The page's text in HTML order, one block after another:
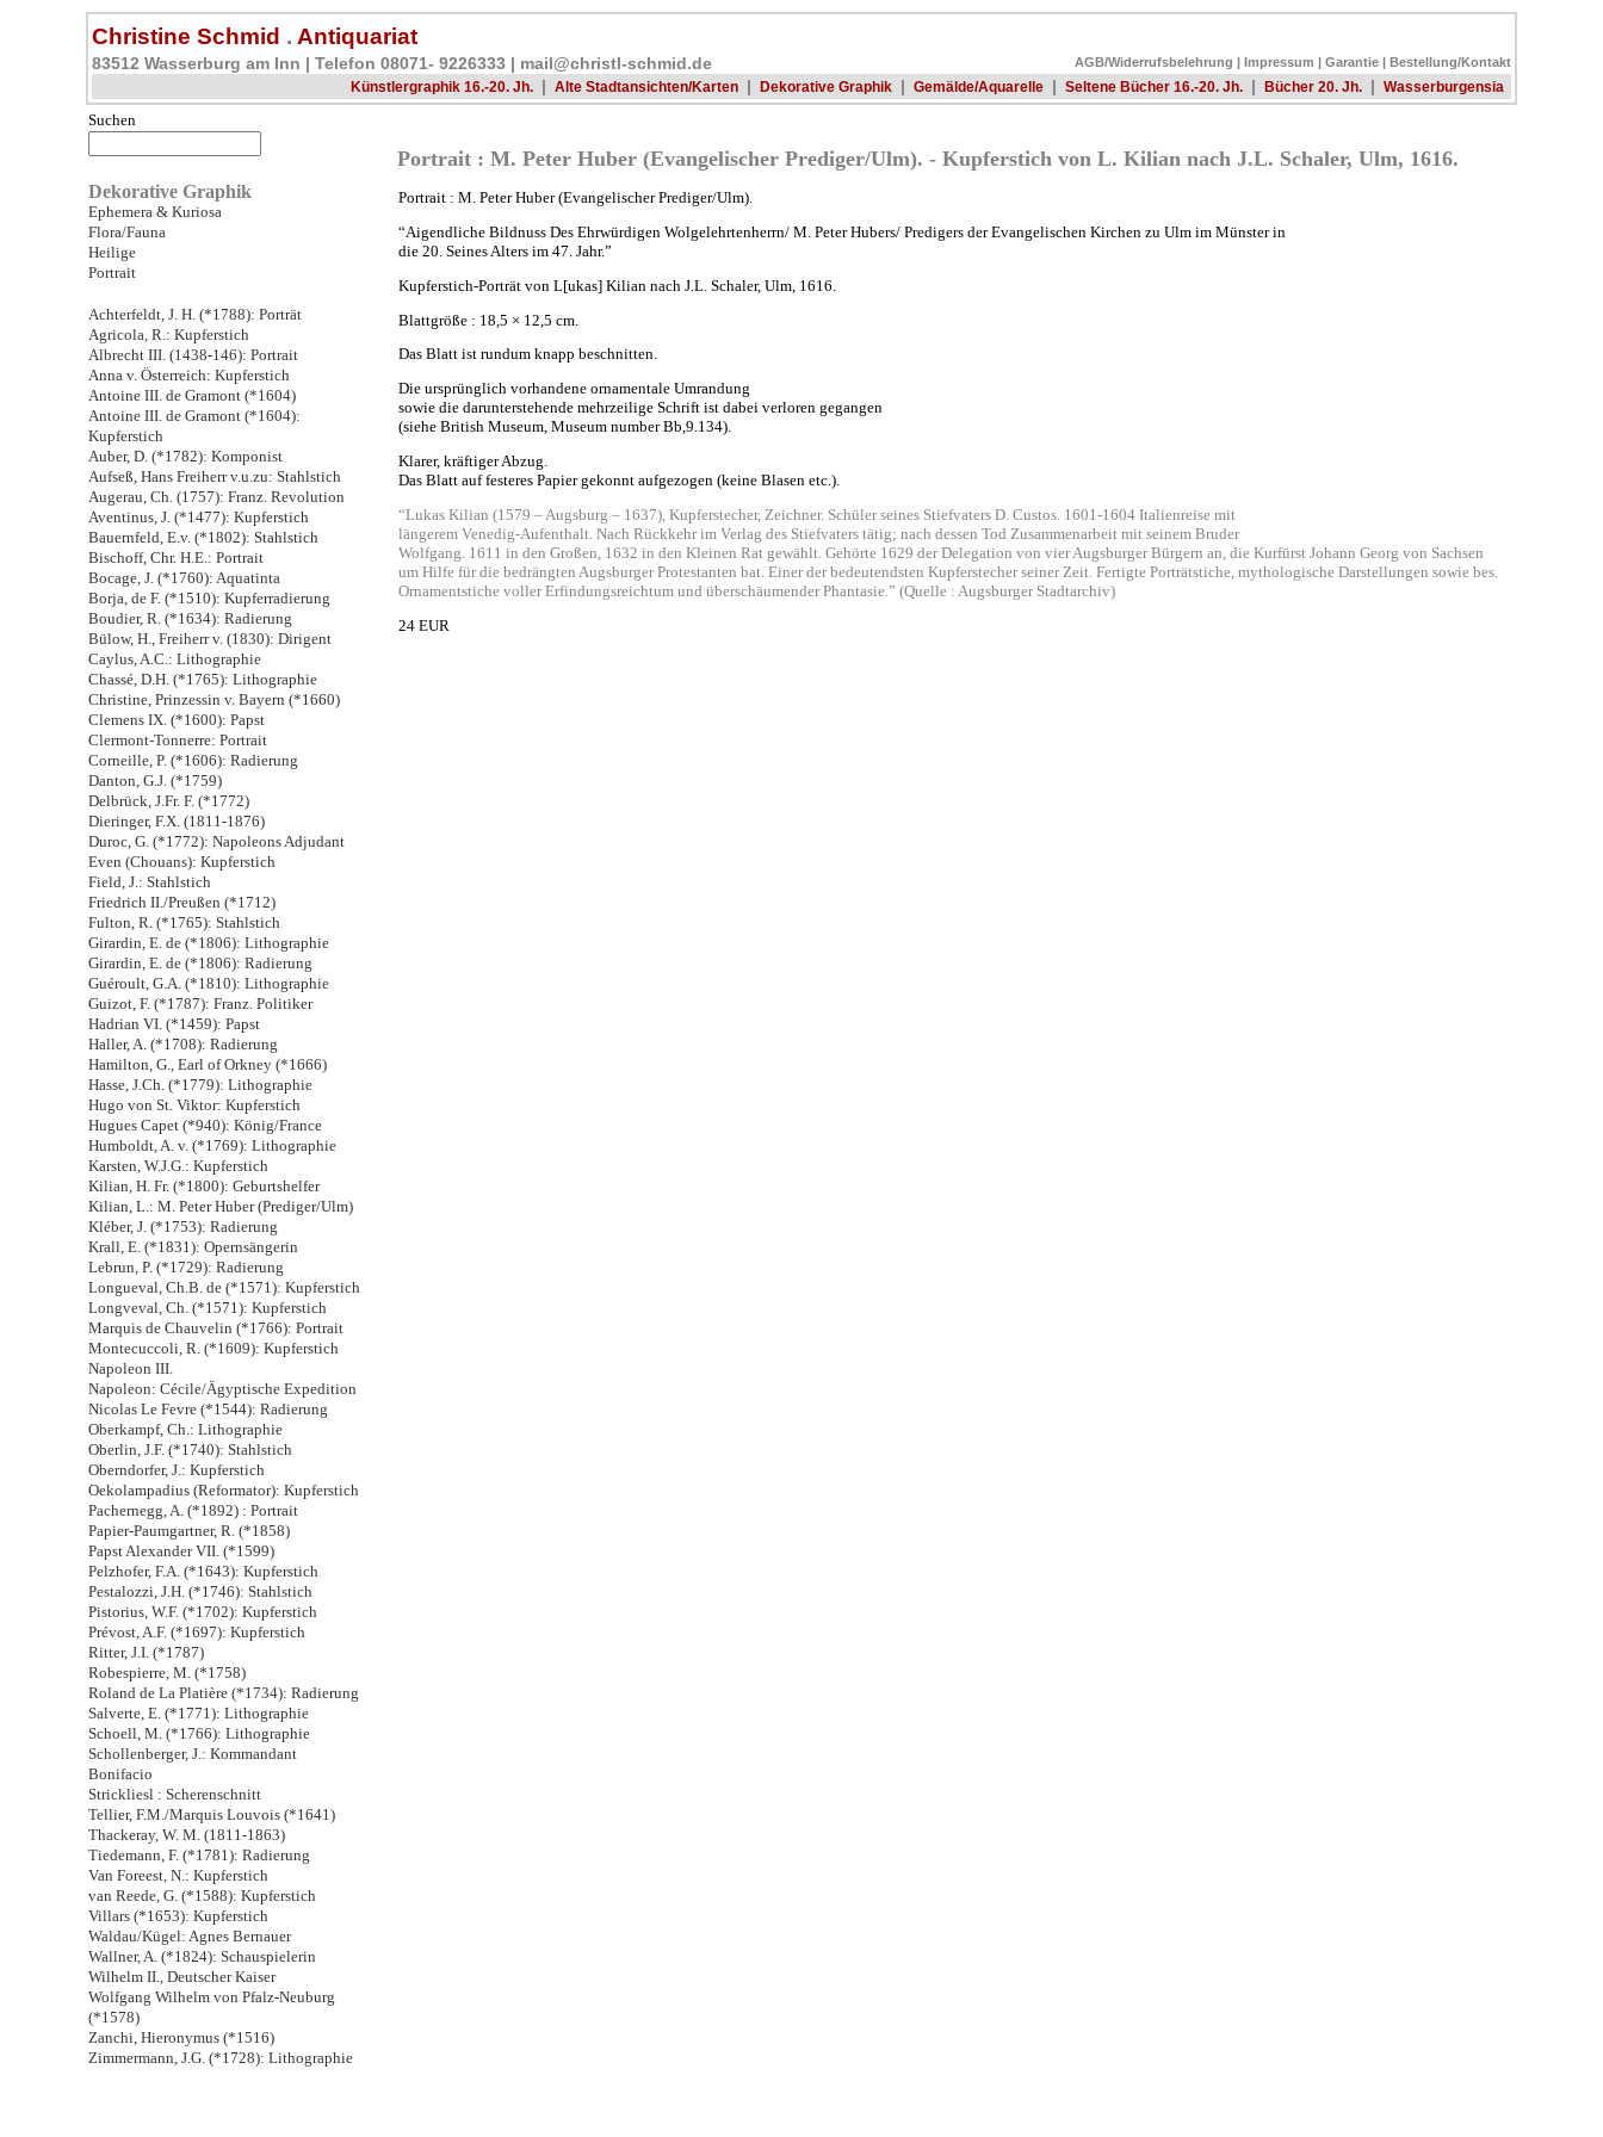
Christine Schmid . Antiquariat
83512 Wasserburg am Inn | Telefon 08071- 9226333 | mail@christl-schmid.de AGB/Widerrufsbelehrung | Impressum | Garantie | Bestellung/Kontakt
Künstlergraphik 16.-20. Jh.
| Alte Stadtansichten/Karten | Dekorative Graphik | Gemälde/Aquarelle | Seltene Bücher 16.-20. Jh. | Bücher 20. Jh. | Wasserburgensia
Suchen
Dekorative Graphik
Ephemera & Kuriosa
Flora/Fauna
Heilige
Portrait
Achterfeldt, J. H. (*1788): Porträt
Agricola, R.: Kupferstich
Albrecht III. (1438-146): Portrait
Anna v. Österreich: Kupferstich
Antoine III. de Gramont (*1604)
Antoine III. de Gramont (*1604):
Kupferstich
Auber, D. (*1782): Komponist
Aufseß, Hans Freiherr v.u.zu: Stahlstich
Augerau, Ch. (1757): Franz. Revolution
Aventinus, J. (*1477): Kupferstich
Bauernfeld, E.v. (*1802): Stahlstich
Bischoff, Chr. H.E.: Portrait
Bocage, J. (*1760): Aquatinta
Borja, de F. (*1510): Kupferradierung
Boudier, R. (*1634): Radierung
Bülow, H., Freiherr v. (1830): Dirigent
Caylus, A.C.: Lithographie
Chassé, D.H. (*1765): Lithographie
Christine, Prinzessin v. Bayern (*1660)
Clemens IX. (*1600): Papst
Clermont-Tonnerre: Portrait
Corneille, P. (*1606): Radierung
Danton, G.J. (*1759)
Delbrück, J.Fr. F. (*1772)
Dieringer, F.X. (1811-1876)
Duroc, G. (*1772): Napoleons Adjudant
Even (Chouans): Kupferstich
Field, J.: Stahlstich
Friedrich II./Preußen (*1712)
Fulton, R. (*1765): Stahlstich
Girardin, E. de (*1806): Lithographie
Girardin, E. de (*1806): Radierung
Guéroult, G.A. (*1810): Lithographie
Guizot, F. (*1787): Franz. Politiker
Hadrian VI. (*1459): Papst
Haller, A. (*1708): Radierung
Hamilton, G., Earl of Orkney (*1666)
Hasse, J.Ch. (*1779): Lithographie
Hugo von St. Viktor: Kupferstich
Hugues Capet (*940): König/France
Humboldt, A. v. (*1769): Lithographie
Karsten, W.J.G.: Kupferstich
Kilian, H. Fr. (*1800): Geburtshelfer
Kilian, L.: M. Peter Huber (Prediger/Ulm)
Kléber, J. (*1753): Radierung
Krall, E. (*1831): Opernsängerin
Lebrun, P. (*1729): Radierung
Longueval, Ch.B. de (*1571): Kupferstich
Longveval, Ch. (*1571): Kupferstich
Marquis de Chauvelin (*1766): Portrait
Montecuccoli, R. (*1609): Kupferstich
Napoleon III.
Napoleon: Cécile/Ägyptische Expedition
Nicolas Le Fevre (*1544): Radierung
Oberkampf, Ch.: Lithographie
Oberlin, J.F. (*1740): Stahlstich
Oberndorfer, J.: Kupferstich
Oekolampadius (Reformator): Kupferstich
Pachernegg, A. (*1892) : Portrait
Papier-Paumgartner, R. (*1858)
Papst Alexander VII. (*1599)
Pelzhofer, F.A. (*1643): Kupferstich
Pestalozzi, J.H. (*1746): Stahlstich
Pistorius, W.F. (*1702): Kupferstich
Prévost, A.F. (*1697): Kupferstich
Ritter, J.I. (*1787)
Robespierre, M. (*1758)
Roland de La Platière (*1734): Radierung
Salverte, E. (*1771): Lithographie
Schoell, M. (*1766): Lithographie
Schollenberger, J.: Kommandant
Bonifacio
Strickliesl : Scherenschnitt
Tellier, F.M./Marquis Louvois (*1641)
Thackeray, W. M. (1811-1863)
Tiedemann, F. (*1781): Radierung
Van Foreest, N.: Kupferstich
van Reede, G. (*1588): Kupferstich
Villars (*1653): Kupferstich
Waldau/Kügel: Agnes Bernauer
Wallner, A. (*1824): Schauspielerin
Wilhelm II., Deutscher Kaiser
Wolfgang Wilhelm von Pfalz-Neuburg
(*1578)
Zanchi, Hieronymus (*1516)
Zimmermann, J.G. (*1728): Lithographie
Portrait : M. Peter Huber (Evangelischer Prediger/Ulm). - Kupferstich von L. Kilian nach J.L. Schaler, Ulm, 1616.
Portrait : M. Peter Huber (Evangelischer Prediger/Ulm).
“Aigendliche Bildnuss Des Ehrwürdigen Wolgelehrtenherrn/ M. Peter Hubers/ Predigers der Evangelischen Kirchen zu Ulm im Münster in
die 20. Seines Alters im 47. Jahr.”
Kupferstich-Porträt von L[ukas] Kilian nach J.L. Schaler, Ulm, 1616.
Blattgröße : 18,5 × 12,5 cm.
Das Blatt ist rundum knapp beschnitten.
Die ursprünglich vorhandene ornamentale Umrandung
sowie die darunterstehende mehrzeilige Schrift ist dabei verloren gegangen
(siehe British Museum, Museum number Bb,9.134).
Klarer, kräftiger Abzug.
Das Blatt auf festeres Papier gekonnt aufgezogen (keine Blasen etc.).
“Lukas Kilian (1579 – Augsburg – 1637), Kupferstecher, Zeichner. Schüler seines Stiefvaters D. Custos. 1601-1604 Italienreise mit
längerem Venedig-Aufenthalt. Nach Rückkehr im Verlag des Stiefvaters tätig; nach dessen Tod Zusammenarbeit mit seinem Bruder
Wolfgang. 1611 in den Großen, 1632 in den Kleinen Rat gewählt. Gehörte 1629 der Delegation von vier Augsburger Bürgern an, die Kurfürst Johann Georg von Sachsen
um Hilfe für die bedrängten Augsburger Protestanten bat. Einer der bedeutendsten Kupferstecher seiner Zeit. Fertigte Porträtstiche, mythologische Darstellungen sowie bes.
Ornamentstiche voller Erfindungsreichtum und überschäumender Phantasie.” (Quelle : Augsburger Stadtarchiv)
24 EUR